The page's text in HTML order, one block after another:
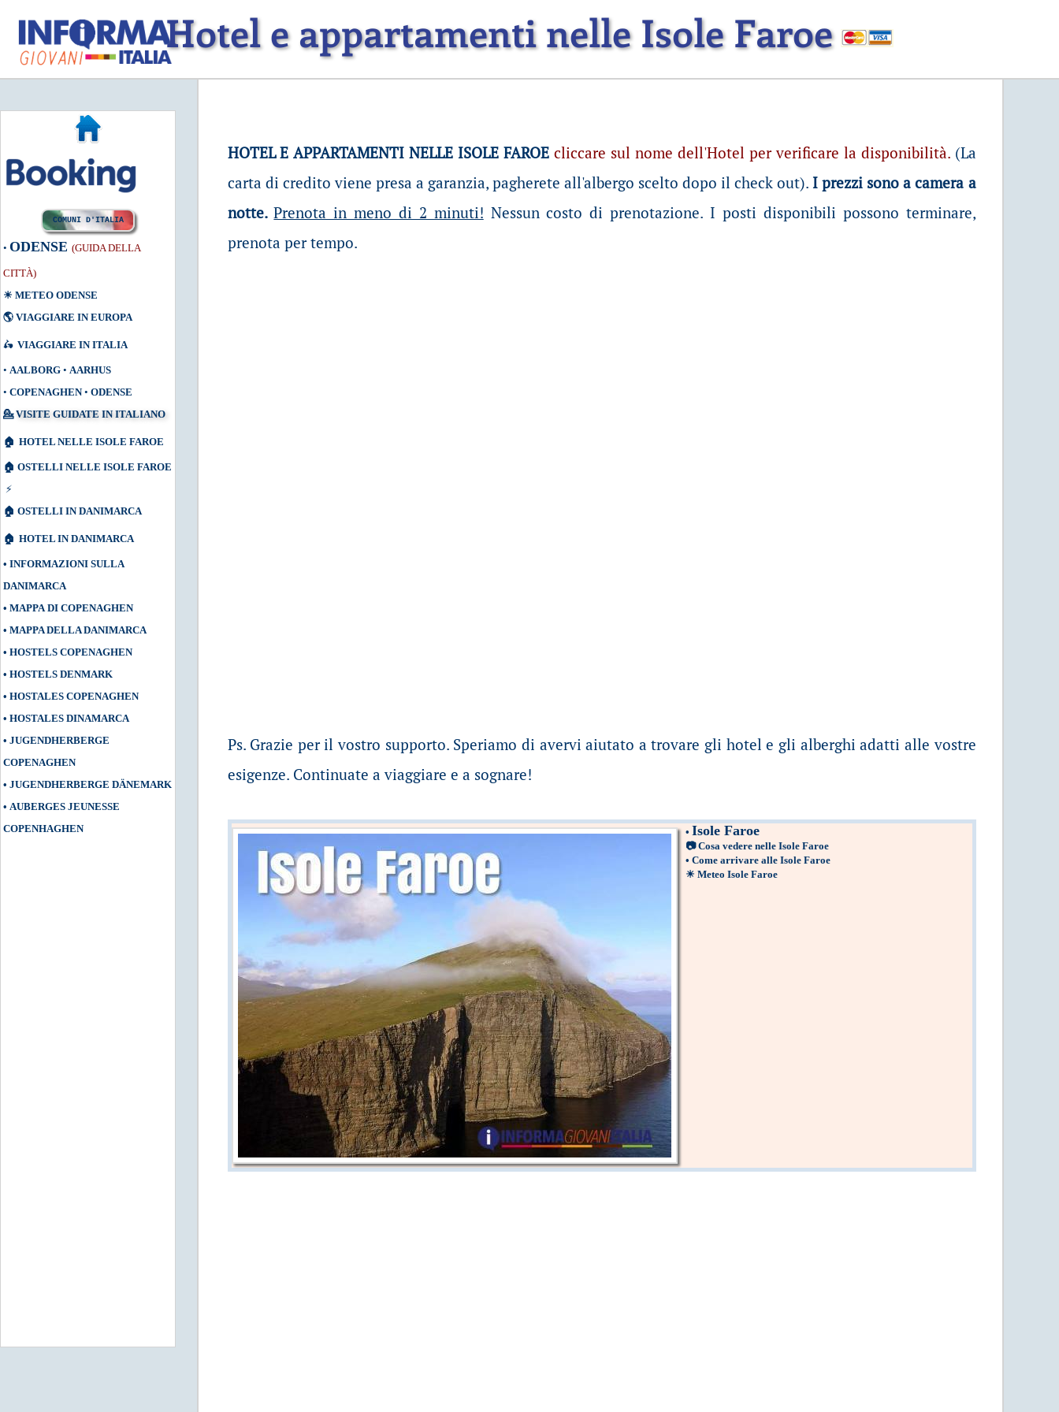
Hotel e appartamenti nelle Isole Faroe
COMUNI D'ITALIA
• ODENSE (GUIDA DELLA
CITTÀ)
☀ METEO ODENSE
🌎 VIAGGIARE IN EUROPA
🛵 VIAGGIARE IN ITALIA
• AALBORG • AARHUS
• COPENAGHEN • ODENSE
💁 VISITE GUIDATE IN ITALIANO
🏠 HOTEL NELLE ISOLE FAROE
🏠 OSTELLI NELLE ISOLE FAROE
⚡
🏠 OSTELLI IN DANIMARCA
🏠 HOTEL IN DANIMARCA
• INFORMAZIONI SULLA
DANIMARCA
• MAPPA DI COPENAGHEN
• MAPPA DELLA DANIMARCA
• HOSTELS COPENAGHEN
• HOSTELS DENMARK
• HOSTALES COPENAGHEN
• HOSTALES DINAMARCA
• JUGENDHERBERGE
COPENAGHEN
• JUGENDHERBERGE DÄNEMARK
• AUBERGES JEUNESSE
COPENHAGHEN
HOTEL E APPARTAMENTI NELLE ISOLE FAROEcliccare sul nome dell'Hotel per verificare la disponibilità. (La
carta di credito viene presa a garanzia, pagherete all'albergo scelto dopo il check out).I prezzi sono a camera a
notte.Prenota in meno di 2 minuti! Nessun costo di prenotazione. I posti disponibili possono terminare,
prenota per tempo.
Ps. Grazie per il vostro supporto. Speriamo di avervi aiutato a trovare gli hotel e gli alberghi adatti alle vostre
esigenze. Continuate a viaggiare e a sognare!
• Isole Faroe
📷 Cosa vedere nelle Isole Faroe
• Come arrivare alle Isole Faroe
☀ Meteo Isole Faroe